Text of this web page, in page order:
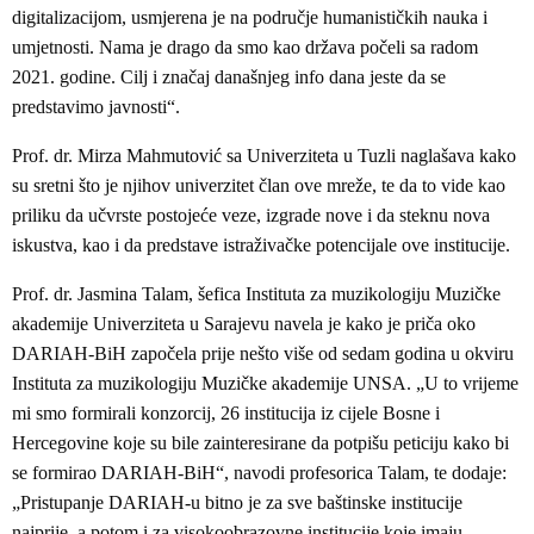
digitalizacijom, usmjerena je na područje humanističkih nauka i
umjetnosti. Nama je drago da smo kao država počeli sa radom
2021. godine. Cilj i značaj današnjeg info dana jeste da se
predstavimo javnosti“.
Prof. dr. Mirza Mahmutović sa Univerziteta u Tuzli naglašava kako
su sretni što je njihov univerzitet član ove mreže, te da to vide kao
priliku da učvrste postojeće veze, izgrade nove i da steknu nova
iskustva, kao i da predstave istraživačke potencijale ove institucije.
Prof. dr. Jasmina Talam, šefica Instituta za muzikologiju Muzičke
akademije Univerziteta u Sarajevu navela je kako je priča oko
DARIAH-BiH započela prije nešto više od sedam godina u okviru
Instituta za muzikologiju Muzičke akademije UNSA. „U to vrijeme
mi smo formirali konzorcij, 26 institucija iz cijele Bosne i
Hercegovine koje su bile zainteresirane da potpišu peticiju kako bi
se formirao DARIAH-BiH“, navodi profesorica Talam, te dodaje:
„Pristupanje DARIAH-u bitno je za sve baštinske institucije